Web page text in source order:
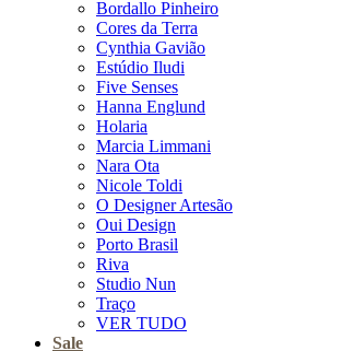
Bordallo Pinheiro
Cores da Terra
Cynthia Gavião
Estúdio Iludi
Five Senses
Hanna Englund
Holaria
Marcia Limmani
Nara Ota
Nicole Toldi
O Designer Artesão
Oui Design
Porto Brasil
Riva
Studio Nun
Traço
VER TUDO
Sale